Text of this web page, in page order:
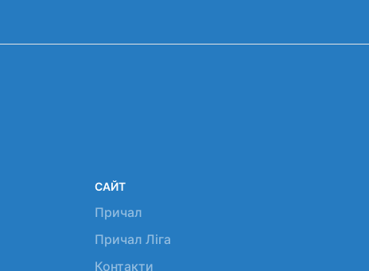
САЙТ
Причал
Причал Ліга
Контакти